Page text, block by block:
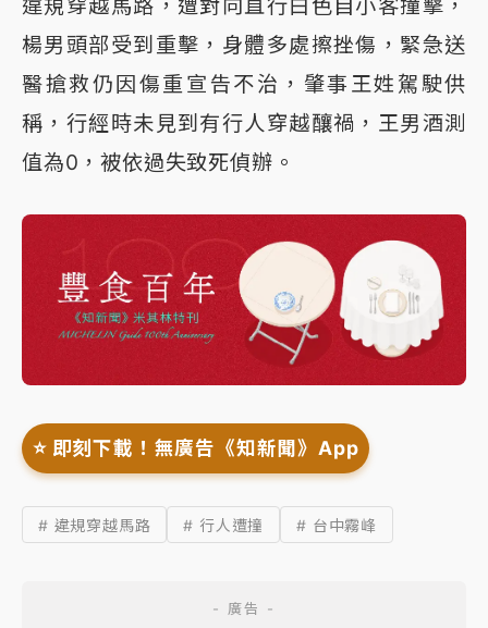
楊男頭部受到重擊，身體多處擦挫傷，緊急送
醫搶救仍因傷重宣告不治，肇事王姓駕駛供
稱，行經時未見到有行人穿越釀禍，王男酒測
值為0，被依過失致死偵辦。
⭐️ 即刻下載！無廣告《知新聞》App
# 違規穿越馬路 # 行人遭撞 # 台中霧峰